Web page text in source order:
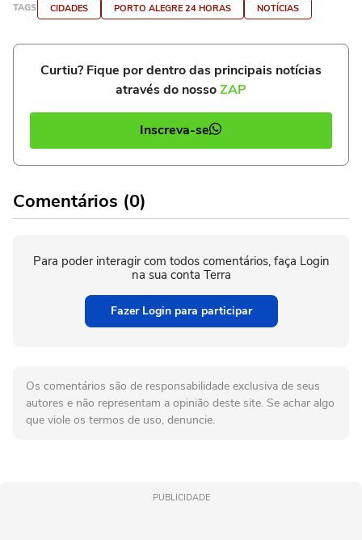
TAGS CIDADES PORTO ALEGRE 24 HORAS NOTÍCIAS
Curtiu? Fique por dentro das principais notícias
através do nossoZAP
Inscreva-se
Comentários (0)
Para poder interagir com todos comentários, faça Login
na sua conta Terra
Fazer Login para participar
Os comentários são de responsabilidade exclusiva de seus
autores e não representam a opinião deste site. Se achar algo
que viole os termos de uso, denuncie.
PUBLICIDADE